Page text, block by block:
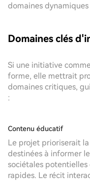
domaines
Domaines clés
Si une initiative
forme, elle mettrait
domaines critiques,
:
Contenu éducatif
Le projet prioriserait
destinées à informer
sociétales potentielles
rapides. Le récit